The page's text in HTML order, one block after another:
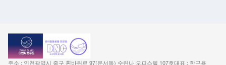
주소 : 인천광역시 중구 흰바위로 97(운서동) 수린나 오피스텔 107호대표 : 한규용